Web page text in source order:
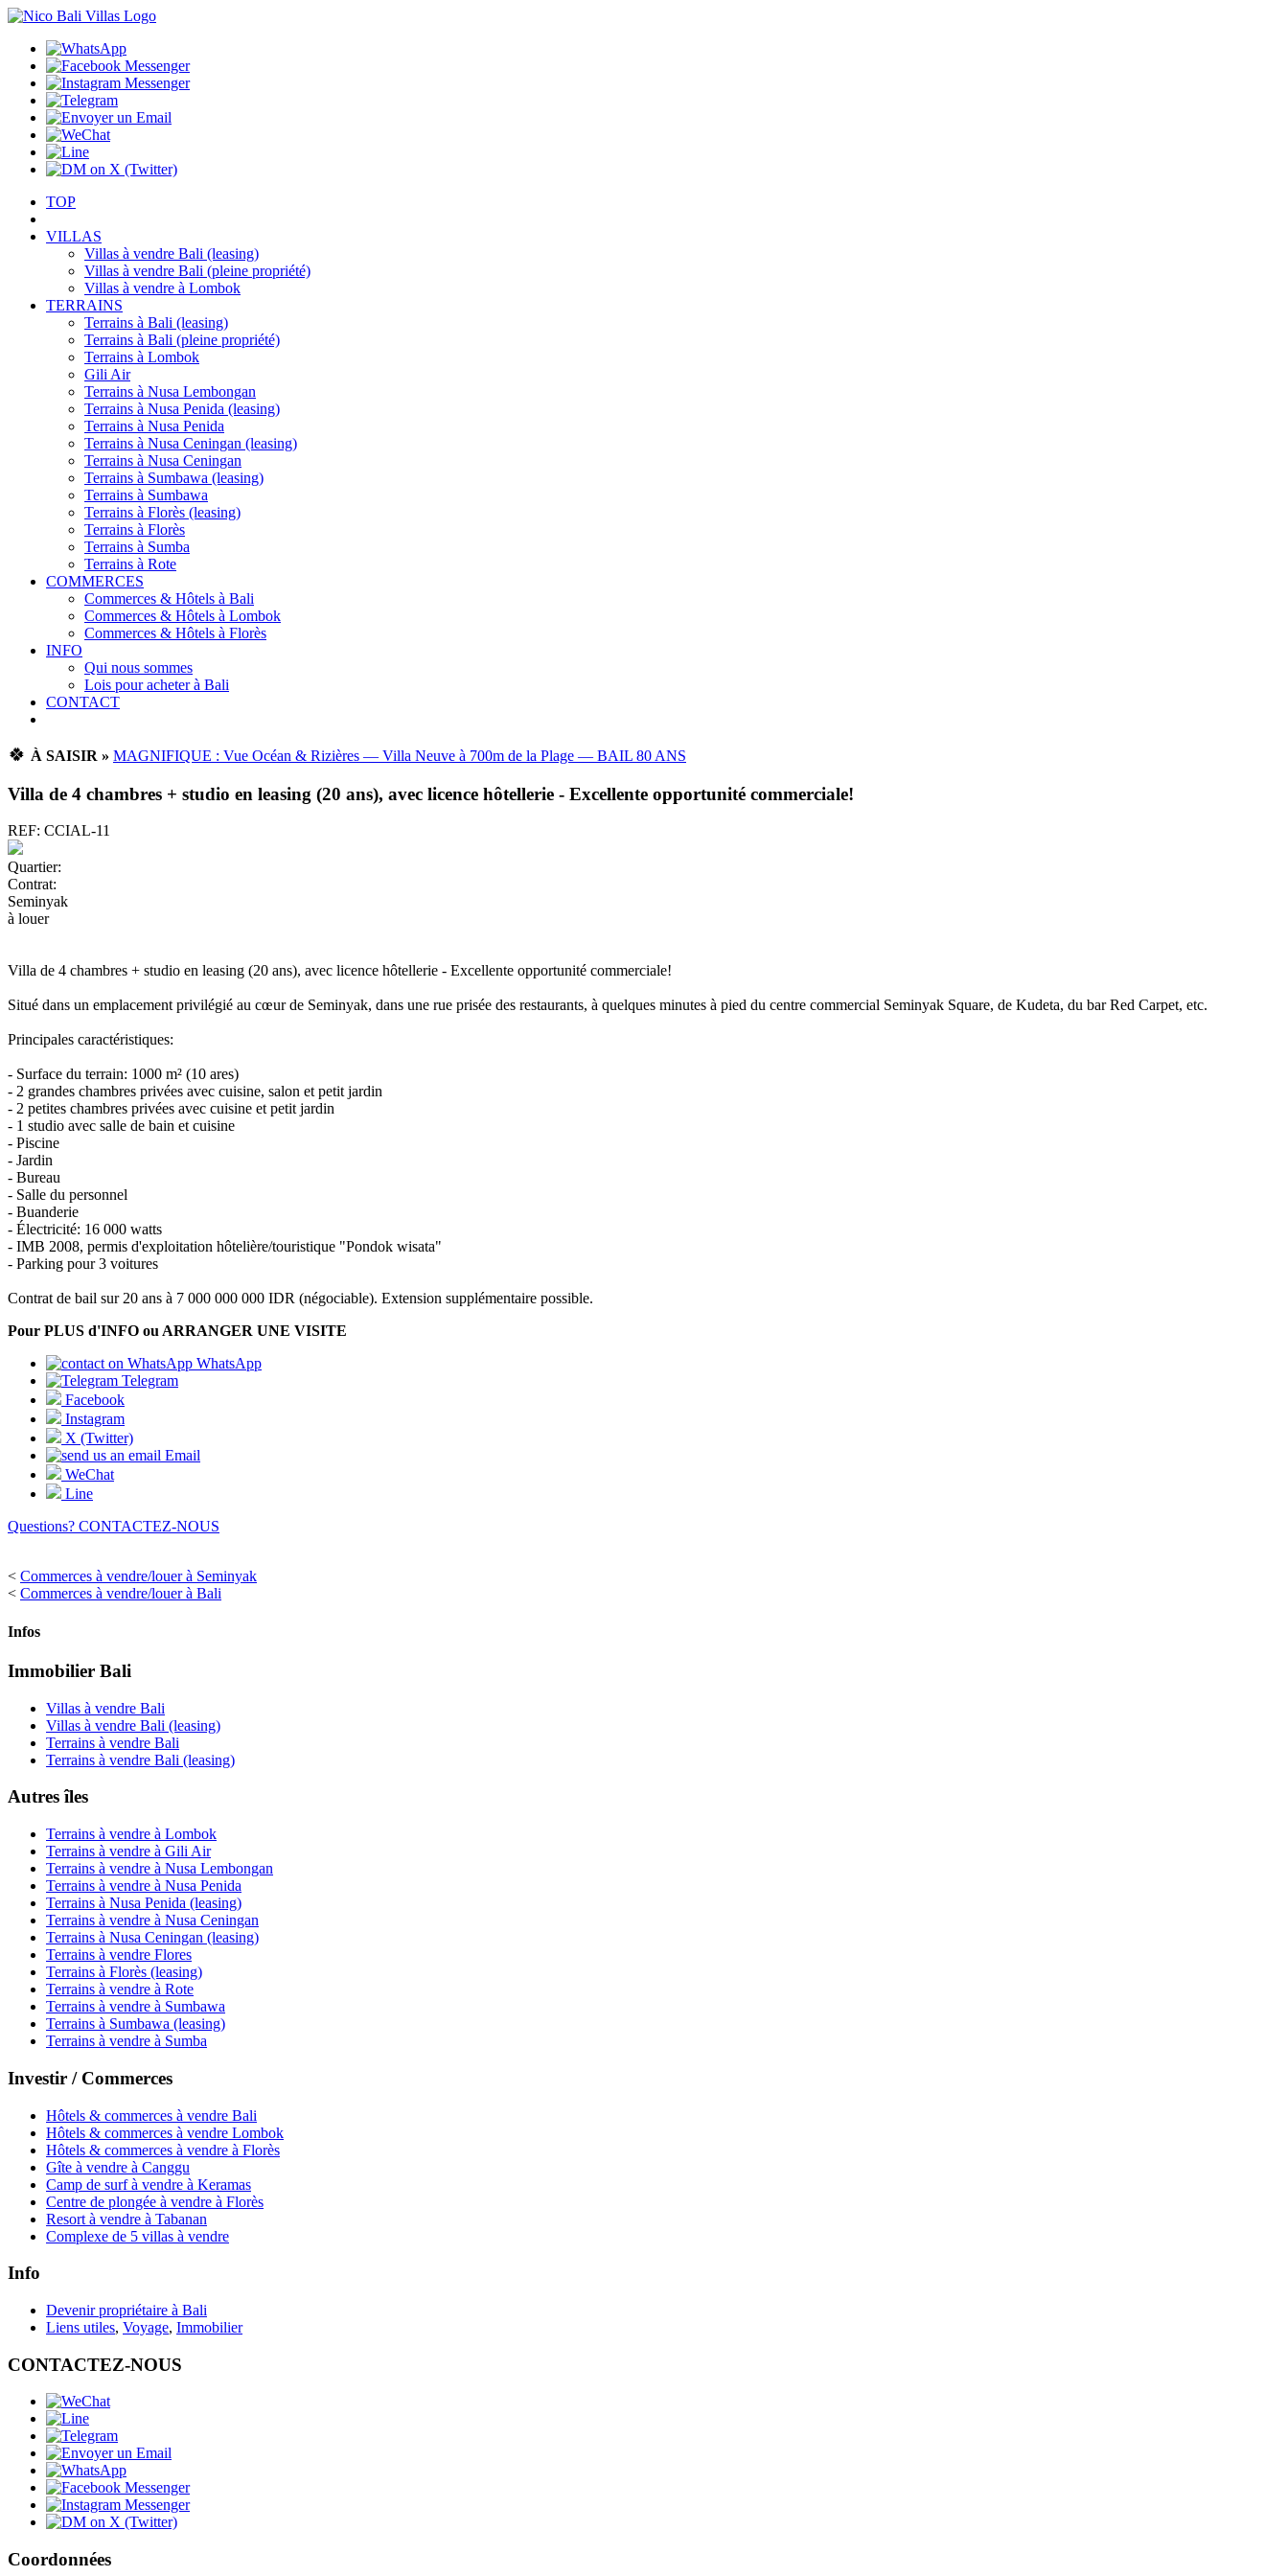
TOP
VILLAS
Villas à vendre Bali (leasing)
Villas à vendre Bali (pleine propriété)
Villas à vendre à Lombok
TERRAINS
Terrains à Bali (leasing)
Terrains à Bali (pleine propriété)
Terrains à Lombok
Gili Air
Terrains à Nusa Lembongan
Terrains à Nusa Penida (leasing)
Terrains à Nusa Penida
Terrains à Nusa Ceningan (leasing)
Terrains à Nusa Ceningan
Terrains à Sumbawa (leasing)
Terrains à Sumbawa
Terrains à Florès (leasing)
Terrains à Florès
Terrains à Sumba
Terrains à Rote
COMMERCES
Commerces & Hôtels à Bali
Commerces & Hôtels à Lombok
Commerces & Hôtels à Florès
INFO
Qui nous sommes
Lois pour acheter à Bali
CONTACT
🍀 À SAISIR » MAGNIFIQUE : Vue Océan & Rizières — Villa Neuve à 700m de la Plage — BAIL 80 ANS
Villa de 4 chambres + studio en leasing (20 ans), avec licence hôtellerie - Excellente opportunité commerciale!
REF: CCIAL-11
Quartier:
Contrat:
Seminyak
à louer
Villa de 4 chambres + studio en leasing (20 ans), avec licence hôtellerie - Excellente opportunité commerciale!
Situé dans un emplacement privilégié au cœur de Seminyak, dans une rue prisée des restaurants, à quelques minutes à pied du centre commercial Seminyak Square, de Kudeta, du bar Red Carpet, etc.
Principales caractéristiques:
- Surface du terrain: 1000 m² (10 ares)
- 2 grandes chambres privées avec cuisine, salon et petit jardin
- 2 petites chambres privées avec cuisine et petit jardin
- 1 studio avec salle de bain et cuisine
- Piscine
- Jardin
- Bureau
- Salle du personnel
- Buanderie
- Électricité: 16 000 watts
- IMB 2008, permis d'exploitation hôtelière/touristique "Pondok wisata"
- Parking pour 3 voitures
Contrat de bail sur 20 ans à 7 000 000 000 IDR (négociable). Extension supplémentaire possible.
Pour PLUS d'INFO ou ARRANGER UNE VISITE
WhatsApp
Telegram
Facebook
Instagram
X (Twitter)
Email
WeChat
Line
Questions? CONTACTEZ-NOUS
< Commerces à vendre/louer à Seminyak
< Commerces à vendre/louer à Bali
Infos
Immobilier Bali
Villas à vendre Bali
Villas à vendre Bali (leasing)
Terrains à vendre Bali
Terrains à vendre Bali (leasing)
Autres îles
Terrains à vendre à Lombok
Terrains à vendre à Gili Air
Terrains à vendre à Nusa Lembongan
Terrains à vendre à Nusa Penida
Terrains à Nusa Penida (leasing)
Terrains à vendre à Nusa Ceningan
Terrains à Nusa Ceningan (leasing)
Terrains à vendre Flores
Terrains à Florès (leasing)
Terrains à vendre à Rote
Terrains à vendre à Sumbawa
Terrains à Sumbawa (leasing)
Terrains à vendre à Sumba
Investir / Commerces
Hôtels & commerces à vendre Bali
Hôtels & commerces à vendre Lombok
Hôtels & commerces à vendre à Florès
Gîte à vendre à Canggu
Camp de surf à vendre à Keramas
Centre de plongée à vendre à Florès
Resort à vendre à Tabanan
Complexe de 5 villas à vendre
Info
Devenir propriétaire à Bali
Liens utiles, Voyage, Immobilier
CONTACTEZ-NOUS
Coordonnées